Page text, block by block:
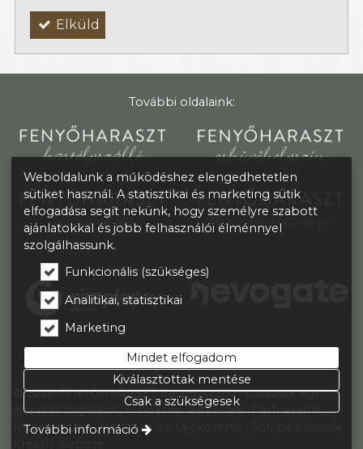
Elküld
További oldalaink:
© 2026 FENYŐHARASZT Kastélyszálló
Listaárak egy
éjszakás foglaláskor
Fizetési feltételek
Partnereink
Impresszum
Adatkezelési tájékoztató
Weboldalunk a működéshez elengedhetetlen
sütiket használ. A statisztikai és marketing sütik
elfogadása segít nekünk, hogy személyre szabott
ajánlatokkal és jobb felhasználói élménnyel
szolgálhassunk.
Funkcionális (szükséges)
Analitikai, statisztikai
Marketing
Mindet elfogadom
Kiválasztottak mentése
Csak a szükségesek
További információ